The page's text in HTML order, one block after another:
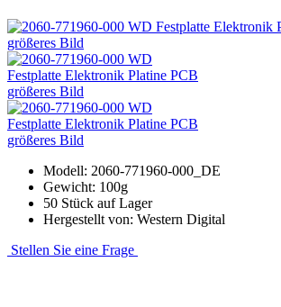
größeres Bild
größeres Bild
größeres Bild
Modell: 2060-771960-000_DE
Gewicht: 100g
50 Stück auf Lager
Hergestellt von: Western Digital
Stellen Sie eine Frage